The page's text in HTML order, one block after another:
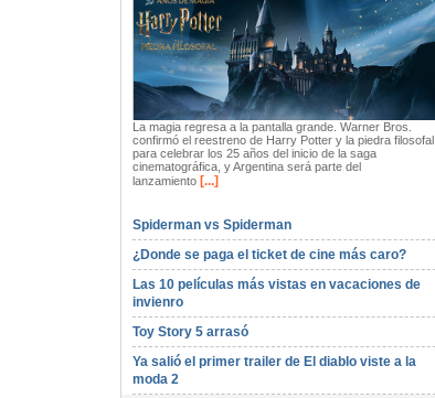
La magia regresa a la pantalla grande. Warner Bros.
confirmó el reestreno de Harry Potter y la piedra filosofal
para celebrar los 25 años del inicio de la saga
cinematográfica, y Argentina será parte del
lanzamiento[...]
Spiderman vs Spiderman
¿Donde se paga el ticket de cine más caro?
Las 10 películas más vistas en vacaciones de
invienro
Toy Story 5 arrasó
Ya salió el primer trailer de El diablo viste a la
moda 2